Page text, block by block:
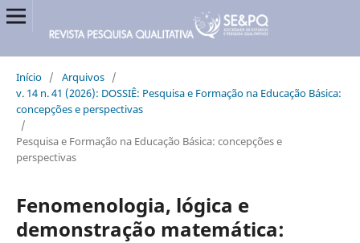
Início / Arquivos /
v. 14 n. 41 (2026): DOSSIÊ: Pesquisa e Formação na Educação Básica:
concepções e perspectivas
/
Pesquisa e Formação na Educação Básica: concepções e
perspectivas
Fenomenologia, lógica e
demonstração matemática: